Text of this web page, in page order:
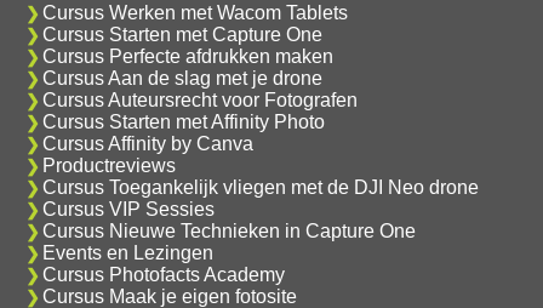
Cursus Werken met Wacom Tablets
Cursus Starten met Capture One
Cursus Perfecte afdrukken maken
Cursus Aan de slag met je drone
Cursus Auteursrecht voor Fotografen
Cursus Starten met Affinity Photo
Cursus Affinity by Canva
Productreviews
Cursus Toegankelijk vliegen met de DJI Neo drone
Cursus VIP Sessies
Cursus Nieuwe Technieken in Capture One
Events en Lezingen
Cursus Photofacts Academy
Cursus Maak je eigen fotosite